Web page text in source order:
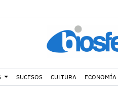
SUCESOS CULTURA ECONOMÍA